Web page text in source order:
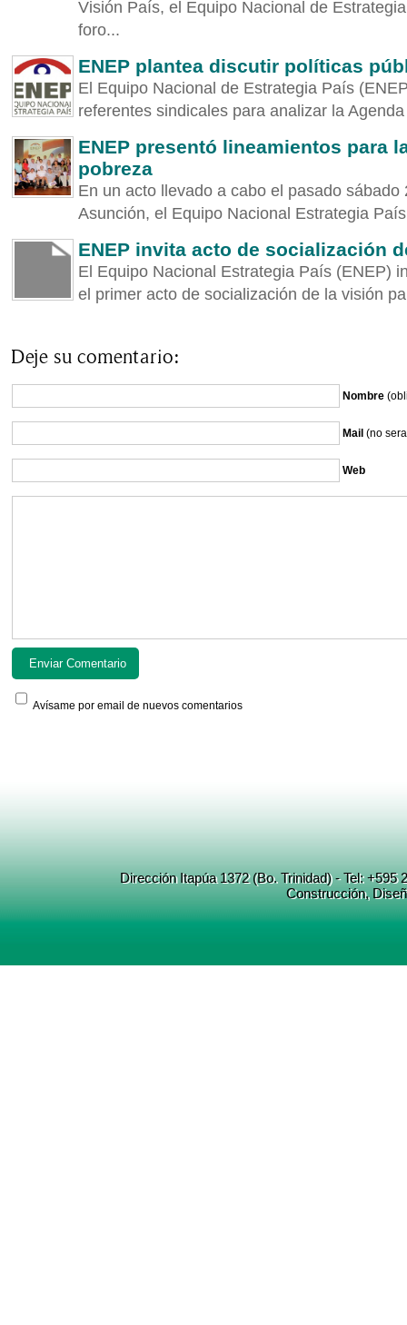
Visión País, el Equipo Nacional de
foro...
ENEP plantea discutir políticas
El Equipo Nacional de Estrategia País
referentes sindicales para analizar la
ENEP presentó lineamientos para
pobreza
En un acto llevado a cabo el pasado
Asunción, el Equipo Nacional Estrategia
ENEP invita acto de socialización
El Equipo Nacional Estrategia País (ENEP)
el primer acto de socialización de la visión
Deje su comentario:
Nombre
Mail (no
Web
Avísame por email de nuevos comentarios
Dirección Itapúa 1372 (Bo. Trinidad) - Tel:
Construcción,